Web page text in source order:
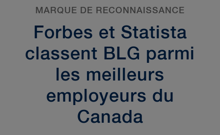
MARQUE DE RECONNAISSANCE
Forbes et Statista
classent BLG parmi
les meilleurs
employeurs du
Canada